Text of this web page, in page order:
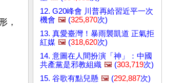
，
12. G20峰會 川普再給習近平一次
機會 🖼️ (325,870次)
13. 真愛臺灣！暴雨襲凱道 正氣拒
紅媒 🖼️ (318,620次)
14. 意圖在人間扮演「神」：中國
共產黨是邪教組織 🖼️ (303,719次)
15. 谷歌有點兒懸 🖼️ (292,887次)